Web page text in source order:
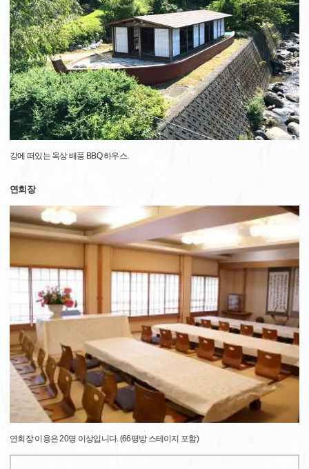
강에 떠있는 옥상 배풍 BBQ 하우스.
연회장
연회장 이용은 20명 이상입니다. (66평방 스테이지 포함)